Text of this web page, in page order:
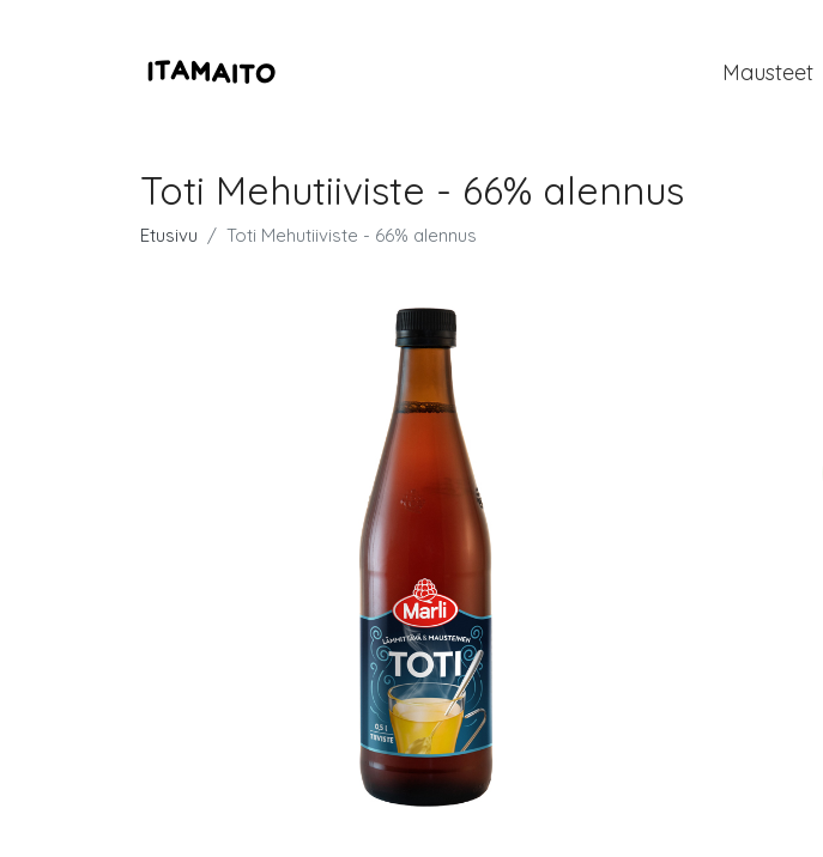
Mausteet
Toti Mehutiiviste - 66% alennus
Etusivu Toti Mehutiiviste - 66% alennus